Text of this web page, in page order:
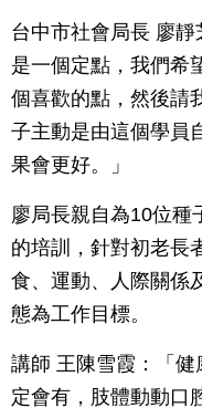
台中市社會局長 廖
是一個定點，我們希
個喜歡的點，然後請
子主動是由這個學員
果會更好。」
廖局長親自為10位種
的培訓，針對初老長
食、運動、人際關係
態為工作目標。
講師 王陳雪霞：「
定會有，肢體動動口